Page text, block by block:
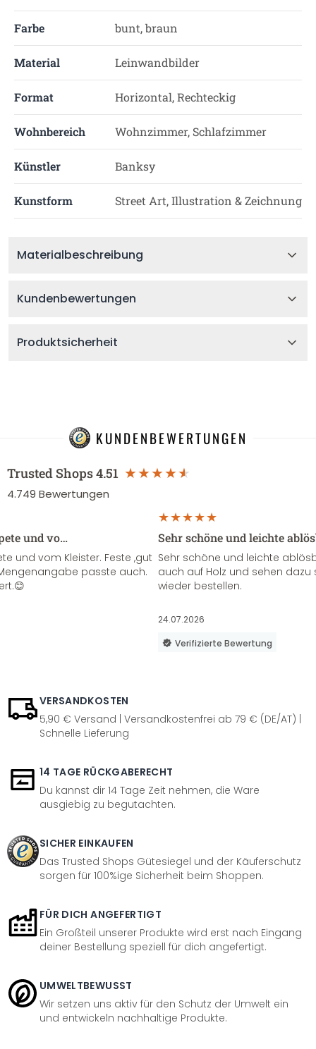
Farbe bunt, braun
Material Leinwandbilder
Format Horizontal, Rechteckig
Wohnbereich Wohnzimmer, Schlafzimmer
Künstler Banksy
Kunstform Street Art, Illustration & Zeichnung
Materialbeschreibung
Kundenbewertungen
Produktsicherheit
KUNDENBEWERTUNGEN
Trusted Shops4.51
4.749 Bewertungen
und vo…
und vom Kleister. Feste ,gut
passte auch.
Sehr schöne und leichte
Sehr schöne und leichte
auch auf Holz und sehen
wieder bestellen.
24.07.2026
Verifizierte Bewertung
VERSANDKOSTEN
5,90 € Versand | Versandkostenfrei ab 79 € (DE/AT) |
Schnelle Lieferung
14 TAGE RÜCKGABERECHT
Du kannst dir 14 Tage Zeit nehmen, die Ware
ausgiebig zu begutachten.
SICHER EINKAUFEN
Das Trusted Shops Gütesiegel und der Käuferschutz
sorgen für 100%ige Sicherheit beim Shoppen.
FÜR DICH ANGEFERTIGT
Ein Großteil unserer Produkte wird erst nach Eingang
deiner Bestellung speziell für dich angefertigt.
UMWELTBEWUSST
Wir setzen uns aktiv für den Schutz der Umwelt ein
und entwickeln nachhaltige Produkte.